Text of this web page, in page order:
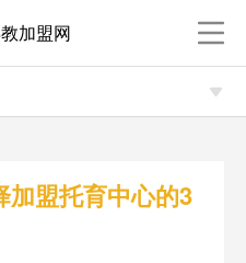
加盟网
加盟托育中心的3